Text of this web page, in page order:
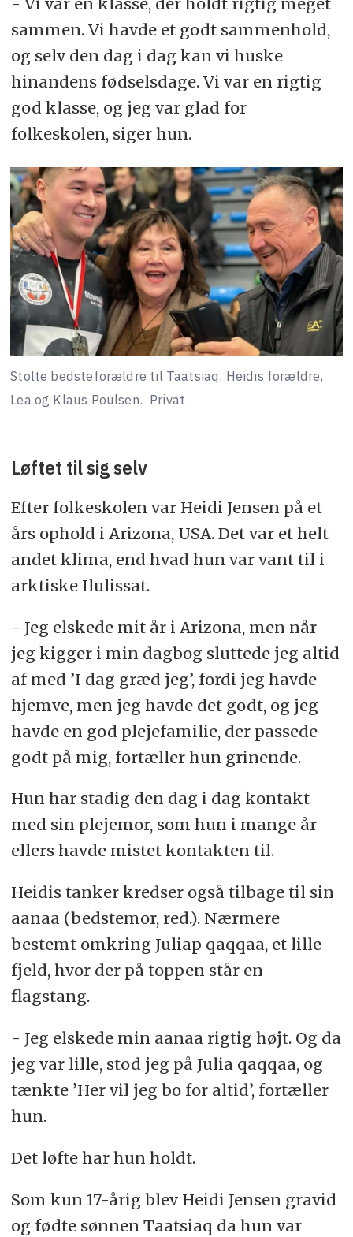
sammen. Vi havde et godt sammenhold,
og selv den dag i dag kan vi huske
hinandens fødselsdage. Vi var en rigtig
god klasse, og jeg var glad for
folkeskolen, siger hun.
Stolte bedsteforældre til Taatsiaq, Heidis forældre,
Lea og Klaus Poulsen. Privat
Løftet til sig selv
Efter folkeskolen var Heidi Jensen på et
års ophold i Arizona, USA. Det var et helt
andet klima, end hvad hun var vant til i
arktiske Ilulissat.
- Jeg elskede mit år i Arizona, men når
jeg kigger i min dagbog sluttede jeg altid
af med ’I dag græd jeg’, fordi jeg havde
hjemve, men jeg havde det godt, og jeg
havde en god plejefamilie, der passede
godt på mig, fortæller hun grinende.
Hun har stadig den dag i dag kontakt
med sin plejemor, som hun i mange år
ellers havde mistet kontakten til.
Heidis tanker kredser også tilbage til sin
aanaa (bedstemor, red.). Nærmere
bestemt omkring Juliap qaqqaa, et lille
fjeld, hvor der på toppen står en
flagstang.
- Jeg elskede min aanaa rigtig højt. Og da
jeg var lille, stod jeg på Julia qaqqaa, og
tænkte ’Her vil jeg bo for altid’, fortæller
hun.
Det løfte har hun holdt.
Som kun 17-årig blev Heidi Jensen gravid
og fødte sønnen Taatsiaq da hun var